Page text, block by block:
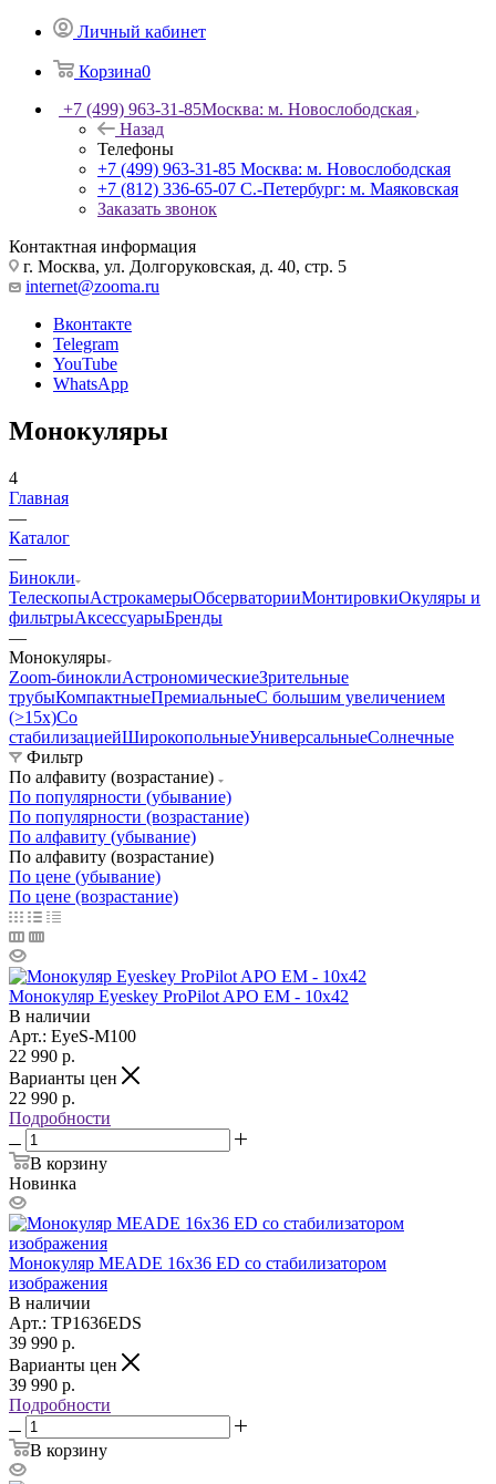
Личный кабинет
Корзина0
+7 (499) 963-31-85Москва: м. Новослободская
Назад
Телефоны
+7 (499) 963-31-85 Москва: м. Новослободская
+7 (812) 336-65-07 С.-Петербург: м. Маяковская
Заказать звонок
Контактная информация
г. Москва, ул. Долгоруковская, д. 40, стр. 5
internet@zooma.ru
Вконтакте
Telegram
YouTube
WhatsApp
Монокуляры
4
Главная
—
Каталог
—
Бинокли
ТелескопыАстрокамерыОбсерваторииМонтировкиОкуляры и
фильтрыАксессуарыБренды
—
Монокуляры
Zoom-биноклиАстрономическиеЗрительные
трубыКомпактныеПремиальныеС большим увеличением
(>15x)Со
стабилизациейШирокопольныеУниверсальныеСолнечные
Фильтр
По алфавиту (возрастание)
По популярности (убывание)
По популярности (возрастание)
По алфавиту (убывание)
По алфавиту (возрастание)
По цене (убывание)
По цене (возрастание)
Монокуляр Eyeskey ProPilot APO EM - 10x42
В наличии
Арт.: EyeS-M100
22 990 р.
Варианты цен
22 990 р.
Подробности
В корзину
Новинка
Монокуляр MEADE 16x36 ED со стабилизатором
изображения
В наличии
Арт.: TP1636EDS
39 990 р.
Варианты цен
39 990 р.
Подробности
В корзину